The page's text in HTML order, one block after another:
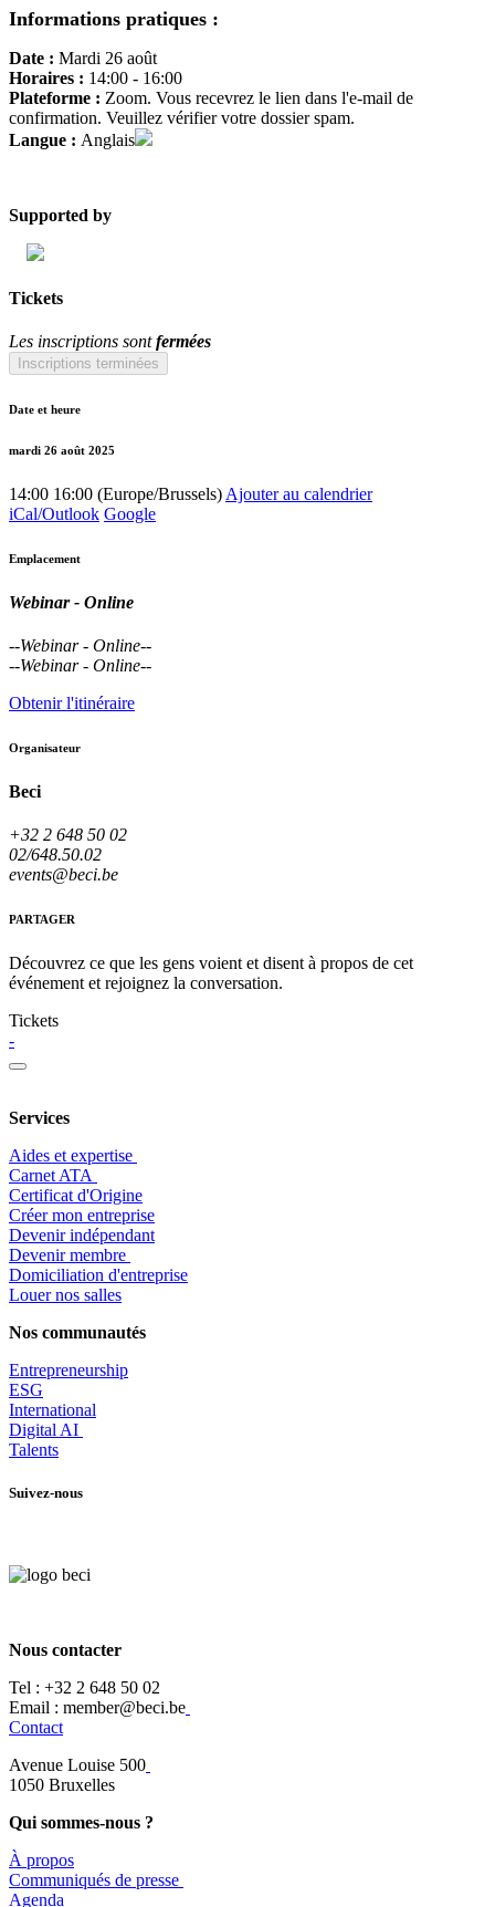
Informations pratiques :
Date : Mardi 26 août
Horaires : 14:00 - 16:00
Plateforme : Zoom. Vous recevrez le lien dans l'e-mail de
confirmation. Veuillez vérifier votre dossier spam.
Langue : Anglais
Supported by
Tickets
Les inscriptions sontfermées
Inscriptions terminées
Date et heure
mardi 26 août 2025
14:00 16:00 (Europe/Brussels) Ajouter au calendrier
iCal/Outlook Google
Emplacement
Webinar - Online
--Webinar - Online--
--Webinar - Online--
Obtenir l'itinéraire
Organisateur
Beci
+32 2 648 50 02
02/648.50.02
events@beci.be
PARTAGER
Découvrez ce que les gens voient et disent à propos de cet
événement et rejoignez la conversation.
Tickets
-
Services
Aides et expertise
​Carnet ATA
Certificat d'Origine
Créer mon entreprise
Devenir indépendant
Devenir membre
​Domiciliation d'entreprise
Louer nos salles
Nos communautés
Entrepreneurship
ESG
International
Digital AI
Talents
Suivez-nous
Nous contacter
Tel : +32 2 648 50 02​
​​Email : member@beci.be
Contact
Avenue Louise 500
​1050 Bruxelles
Qui sommes-nous ?
À propos
​​Communiqués de presse
​Agenda